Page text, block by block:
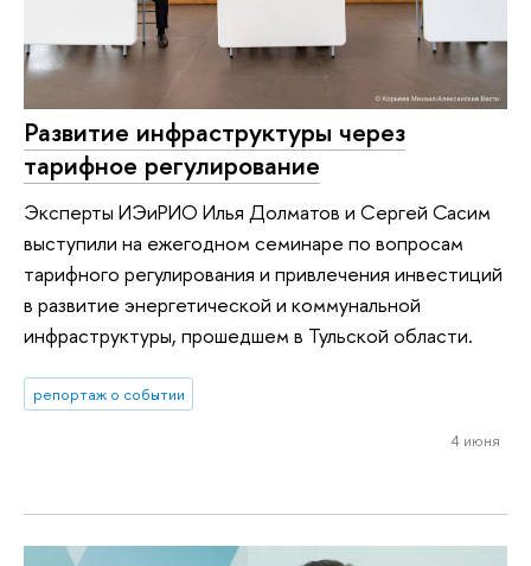
Развитие инфраструктуры через
тарифное регулирование
Эксперты ИЭиРИО Илья Долматов и Сергей Сасим
выступили на ежегодном семинаре по вопросам
тарифного регулирования и привлечения инвестиций
в развитие энергетической и коммунальной
инфраструктуры, прошедшем в Тульской области.
репортаж о событии
4 июня